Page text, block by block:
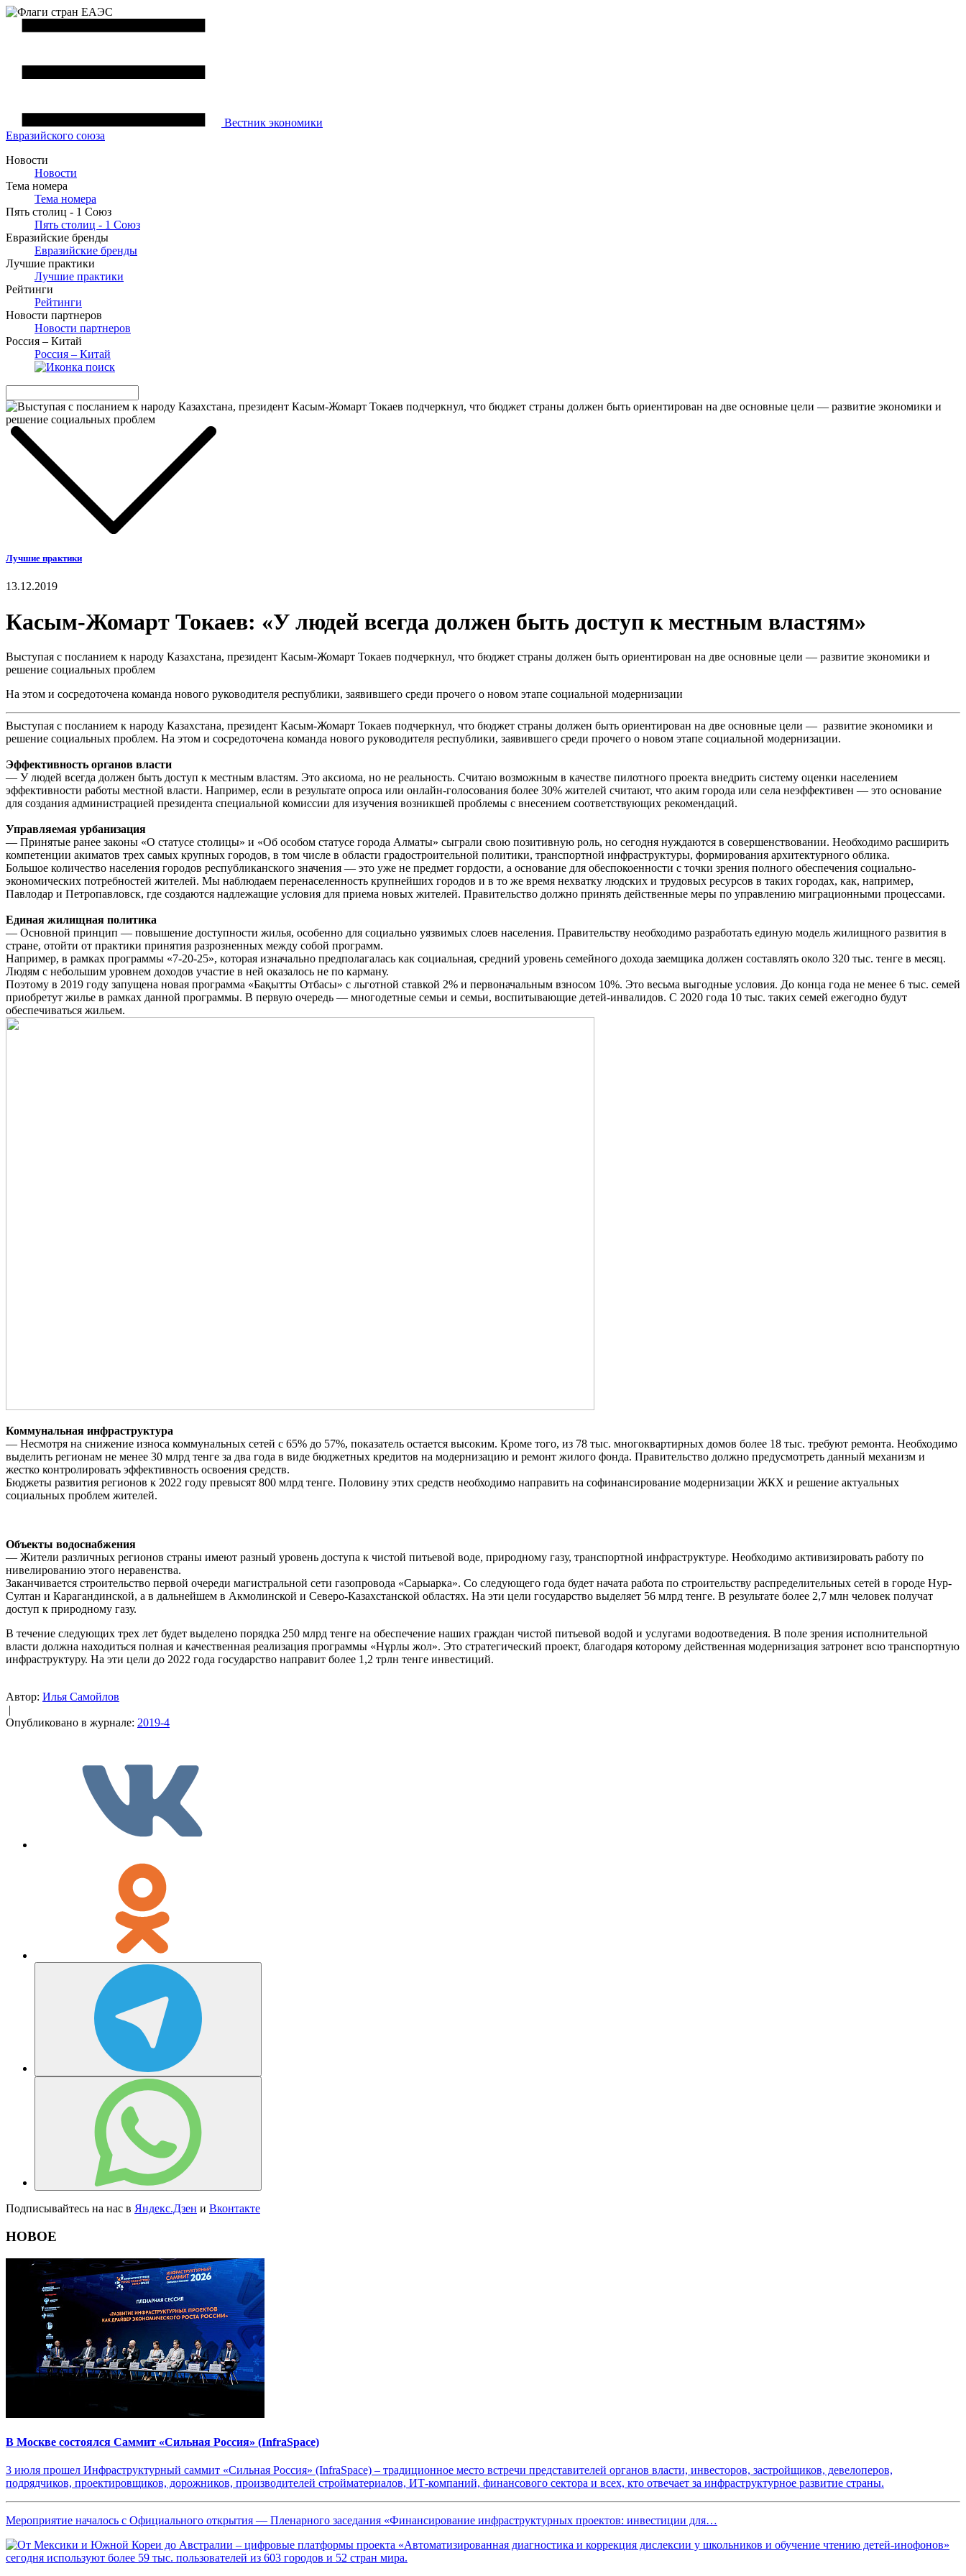
Вестник экономики
Евразийского союза
Новости
Новости
Тема номера
Тема номера
Пять столиц - 1 Союз
Пять столиц - 1 Союз
Евразийские бренды
Евразийские бренды
Лучшие практики
Лучшие практики
Рейтинги
Рейтинги
Новости партнеров
Новости партнеров
Россия – Китай
Россия – Китай
Лучшие практики
13.12.2019
Касым-Жомарт Токаев: «У людей всегда должен быть доступ к местным властям»
Выступая с посланием к народу Казахстана, президент Касым-Жомарт Токаев подчеркнул, что бюджет страны должен быть ориентирован на две основные цели — развитие экономики и
решение социальных проблем
На этом и сосредоточена команда нового руководителя республики, заявившего среди прочего о новом этапе социальной модернизации
Выступая с посланием к народу Казахстана, президент Касым-Жомарт Токаев подчеркнул, что бюджет страны должен быть ориентирован на две основные цели — развитие экономики и
решение социальных проблем. На этом и сосредоточена команда нового руководителя республики, заявившего среди прочего о новом этапе социальной модернизации.
Эффективность органов власти
— У людей всегда должен быть доступ к местным властям. Это аксиома, но не реальность. Считаю возможным в качестве пилотного проекта внедрить систему оценки населением
эффективности работы местной власти. Например, если в результате опроса или онлайн-голосования более 30% жителей считают, что аким города или села неэффективен — это основание
для создания администрацией президента специальной комиссии для изучения возникшей проблемы с внесением соответствующих рекомендаций.
Управляемая урбанизация
— Принятые ранее законы «О статусе столицы» и «Об особом статусе города Алматы» сыграли свою позитивную роль, но сегодня нуждаются в совершенствовании. Необходимо расширить
компетенции акиматов трех самых крупных городов, в том числе в области градостроительной политики, транспортной инфраструктуры, формирования архитектурного облика.
Большое количество населения городов республиканского значения — это уже не предмет гордости, а основание для обеспокоенности с точки зрения полного обеспечения социально-
экономических потребностей жителей. Мы наблюдаем перенаселенность крупнейших городов и в то же время нехватку людских и трудовых ресурсов в таких городах, как, например,
Павлодар и Петропавловск, где создаются надлежащие условия для приема новых жителей. Правительство должно принять действенные меры по управлению миграционными процессами.
Единая жилищная политика
— Основной принцип — повышение доступности жилья, особенно для социально уязвимых слоев населения. Правительству необходимо разработать единую модель жилищного развития в
стране, отойти от практики принятия разрозненных между собой программ.
Например, в рамках программы «7-20-25», которая изначально предполагалась как социальная, средний уровень семейного дохода заемщика должен составлять около 320 тыс. тенге в месяц.
Людям с небольшим уровнем доходов участие в ней оказалось не по карману.
Поэтому в 2019 году запущена новая программа «Бақытты Отбасы» с льготной ставкой 2% и первоначальным взносом 10%. Это весьма выгодные условия. До конца года не менее 6 тыс. семей
приобретут жилье в рамках данной программы. В первую очередь — многодетные семьи и семьи, воспитывающие детей-инвалидов. С 2020 года 10 тыс. таких семей ежегодно будут
обеспечиваться жильем.
Коммунальная инфраструктура
— Несмотря на снижение износа коммунальных сетей с 65% до 57%, показатель остается высоким. Кроме того, из 78 тыс. многоквартирных домов более 18 тыс. требуют ремонта. Необходимо
выделить регионам не менее 30 млрд тенге за два года в виде бюджетных кредитов на модернизацию и ремонт жилого фонда. Правительство должно предусмотреть данный механизм и
жестко контролировать эффективность освоения средств.
Бюджеты развития регионов к 2022 году превысят 800 млрд тенге. Половину этих средств необходимо направить на софинансирование модернизации ЖКХ и решение актуальных
социальных проблем жителей.
Объекты водоснабжения
— Жители различных регионов страны имеют разный уровень доступа к чистой питьевой воде, природному газу, транспортной инфраструктуре. Необходимо активизировать работу по
нивелированию этого неравенства.
Заканчивается строительство первой очереди магистральной сети газопровода «Сарыарка». Со следующего года будет начата работа по строительству распределительных сетей в городе Нур-
Султан и Карагандинской, а в дальнейшем в Акмолинской и Северо-Казахстанской областях. На эти цели государство выделяет 56 млрд тенге. В результате более 2,7 млн человек получат
доступ к природному газу.
В течение следующих трех лет будет выделено порядка 250 млрд тенге на обеспечение наших граждан чистой питьевой водой и услугами водоотведения. В поле зрения исполнительной
власти должна находиться полная и качественная реализация программы «Нұрлы жол». Это стратегический проект, благодаря которому действенная модернизация затронет всю транспортную
инфраструктуру. На эти цели до 2022 года государство направит более 1,2 трлн тенге инвестиций.
Автор: Илья Самойлов
|
Опубликовано в журнале: 2019-4
Подписывайтесь на нас в Яндекс.Дзен и Вконтакте
НОВОЕ
В Москве состоялся Саммит «Сильная Россия» (InfraSpace)
3 июля прошел Инфраструктурный саммит «Сильная Россия» (InfraSpace) – традиционное место встречи представителей органов власти, инвесторов, застройщиков, девелоперов,
подрядчиков, проектировщиков, дорожников, производителей стройматериалов, ИТ-компаний, финансового сектора и всех, кто отвечает за инфраструктурное развитие страны.
Мероприятие началось с Официального открытия — Пленарного заседания «Финансирование инфраструктурных проектов: инвестиции для…